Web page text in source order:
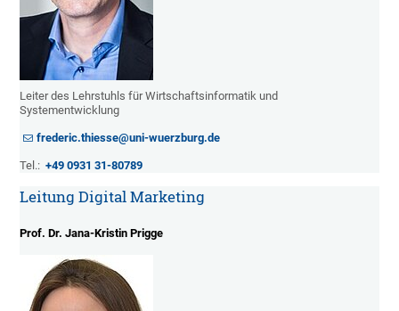
Leiter des Lehrstuhls für Wirtschaftsinformatik und
Systementwicklung
frederic.thiesse@uni-wuerzburg.de
Tel.: +49 0931 31-80789
Leitung Digital Marketing
Prof. Dr. Jana-Kristin Prigge